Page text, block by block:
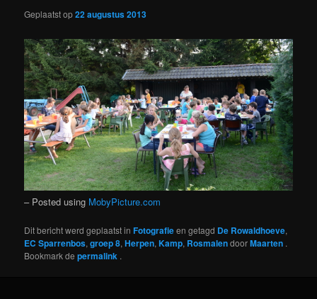
Geplaatst op22 augustus 2013
– Posted using MobyPicture.com
Dit bericht werd geplaatst inFotografieen getagd De Rowaldhoeve,
EC Sparrenbos,groep 8,Herpen,Kamp, RosmalendoorMaarten .
Bookmark depermalink .